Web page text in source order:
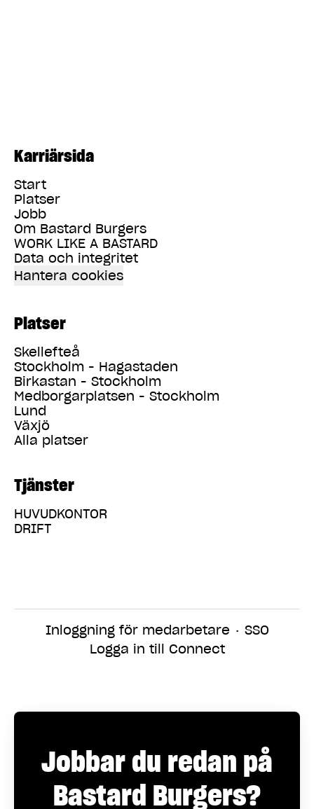
Karriärsida
Start
Platser
Jobb
Om Bastard Burgers
WORK LIKE A BASTARD
Data och integritet
Hantera cookies
Platser
Skellefteå
Stockholm - Hagastaden
Birkastan - Stockholm
Medborgarplatsen - Stockholm
Lund
Växjö
Alla platser
Tjänster
HUVUDKONTOR
DRIFT
Inloggning för medarbetare · SSO
Logga in till Connect
Jobbar du redan på
Bastard Burgers?